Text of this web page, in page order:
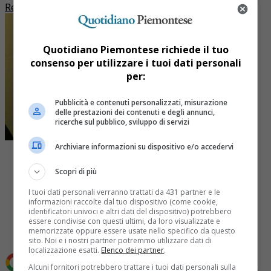
Redazione Quotidiano Piemontese
Share
Tweet
Quotidiano Piemontese richiede il tuo
consenso per utilizzare i tuoi dati personali
per:
Pubblicità e contenuti personalizzati, misurazione
delle prestazioni dei contenuti e degli annunci,
ricerche sul pubblico, sviluppo di servizi
Archiviare informazioni su dispositivo e/o accedervi
Scopri di più
I tuoi dati personali verranno trattati da 431 partner e le
informazioni raccolte dal tuo dispositivo (come cookie,
identificatori univoci e altri dati del dispositivo) potrebbero
essere condivise con questi ultimi, da loro visualizzate e
memorizzate oppure essere usate nello specifico da questo
sito. Noi e i nostri partner potremmo utilizzare dati di
localizzazione esatti. Elenco dei partner.
Alcuni fornitori potrebbero trattare i tuoi dati personali sulla